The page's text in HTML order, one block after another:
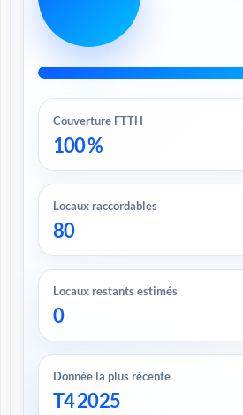
Couverture FTTH
100 %
Locaux raccordables
80
Locaux restants estimés
0
Donnée la plus récente
T4 2025